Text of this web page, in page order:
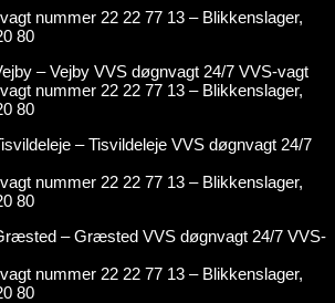
nummer 22 22 77 13 – Blikkenslager,
80
– Vejby VVS døgnvagt 24/7 VVS-vagt
nummer 22 22 77 13 – Blikkenslager,
80
– Tisvildeleje VVS døgnvagt 24/7
nummer 22 22 77 13 – Blikkenslager,
80
– Græsted VVS døgnvagt 24/7 VVS-
nummer 22 22 77 13 – Blikkenslager,
80